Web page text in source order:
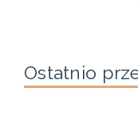
Ostatnio